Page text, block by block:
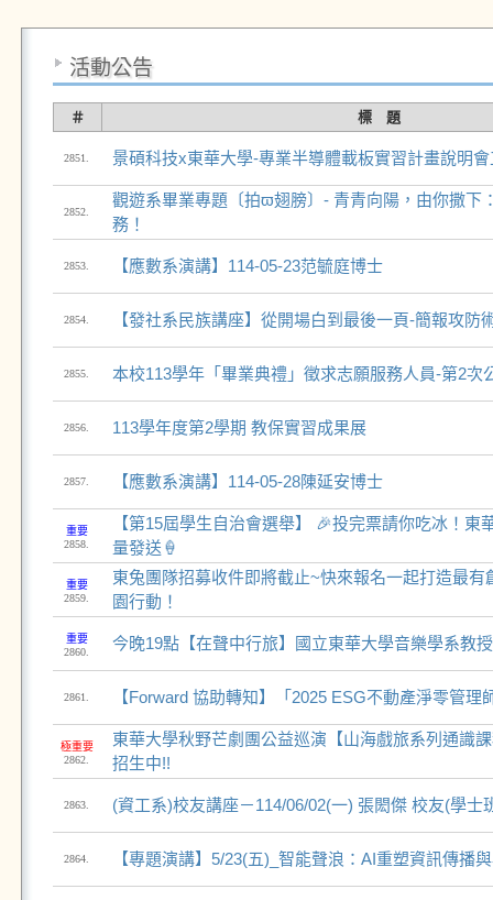
活動公告
＃ 標 題
2851. 景碩科技x東華大學-專業半導體載板實習計畫說明
2852.
觀遊系畢業專題〔拍ϖ翅膀〕- 青青向陽，由你撒下
務！
2853. 【應數系演講】114-05-23范毓庭博士
2854. 【發社系民族講座】從開場白到最後一頁-簡報攻防
2855. 本校113學年「畢業典禮」徵求志願服務人員-第2次
2856. 113學年度第2學期 教保實習成果展
2857. 【應數系演講】114-05-28陳延安博士
重要
2858.
【第15屆學生自治會選舉】 🎉投完票請你吃冰！東
量發送🍦
重要
2859.
東兔團隊招募收件即將截止~快來報名一起打造最有
園行動！
重要
2860.
今晚19點【在聲中行旅】國立東華大學音樂學系教
2861. 【Forward 協助轉知】「2025 ESG不動產淨零管理
極重要
2862.
東華大學秋野芒劇團公益巡演【山海戲旅系列通識
招生中!!
2863. (資工系)校友講座－114/06/02(一) 張閎傑 校友(學士
2864. 【專題演講】5/23(五)_智能聲浪：AI重塑資訊傳播